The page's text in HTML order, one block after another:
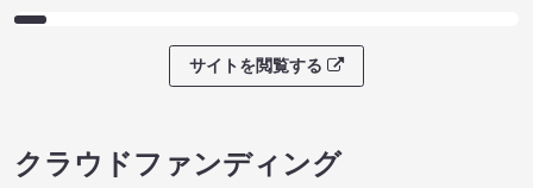
サイトを閲覧する
クラウドファンディング